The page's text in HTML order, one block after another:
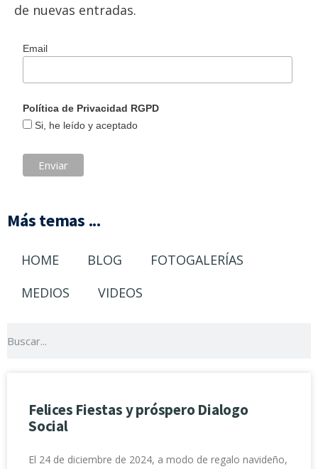
de nuevas entradas.
Email
Política de Privacidad RGPD
Si, he leído y aceptado
Más temas ...
HOME BLOG
FOTOGALERÍAS
MEDIOS
VIDEOS
Felices Fiestas y próspero Dialogo
Social
El 24 de diciembre de 2024, a modo de regalo navideño,